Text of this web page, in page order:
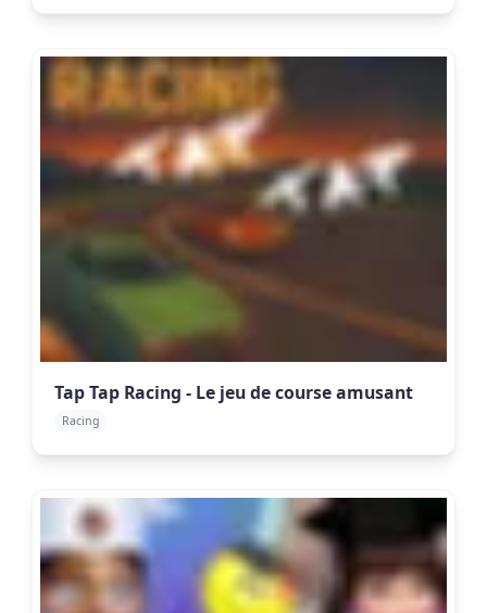
Tap Tap Racing - Le jeu de course amusant
Racing